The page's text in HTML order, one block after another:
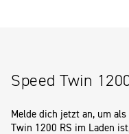
Speed Twin
Melde dich jetzt an, um
Twin 1200 RS im Laden